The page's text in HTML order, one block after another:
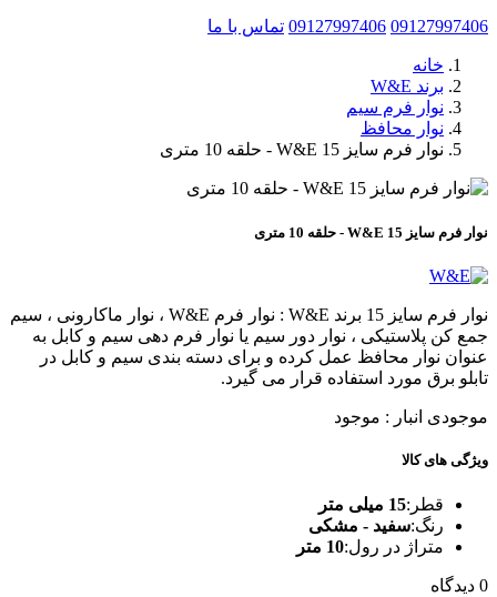
09127997406
09127997406 تماس با ما
خانه
برند W&E
نوار فرم سیم
نوار محافظ
نوار فرم سایز 15 W&E - حلقه 10 متری
نوار فرم سایز 15 W&E - حلقه 10 متری
نوار فرم سایز 15 برند W&E : نوار فرم W&E ، نوار ماکارونی ، سیم
جمع کن پلاستیکی ، نوار دور سیم یا نوار فرم دهی سیم و کابل به
عنوان نوار محافظ عمل کرده و برای دسته بندی سیم و کابل در
تابلو برق مورد استفاده قرار می گیرد.
موجودی انبار : موجود
ویژگی های کالا
قطر:15 میلی متر
رنگ:سفید - مشکی
متراژ در رول:10 متر
0 دیدگاه